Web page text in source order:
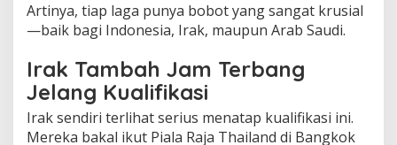
Artinya, tiap laga punya bobot yang sangat krusial
—baik bagi Indonesia, Irak, maupun Arab Saudi.
Irak Tambah Jam Terbang
Jelang Kualifikasi
Irak sendiri terlihat serius menatap kualifikasi ini.
Mereka bakal ikut Piala Raja Thailand di Bangkok